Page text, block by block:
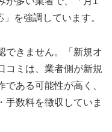
を強調しています。
できません。「新規オ
コミは、業者側が新規
ある可能性が高く、
手数料を徴収していま